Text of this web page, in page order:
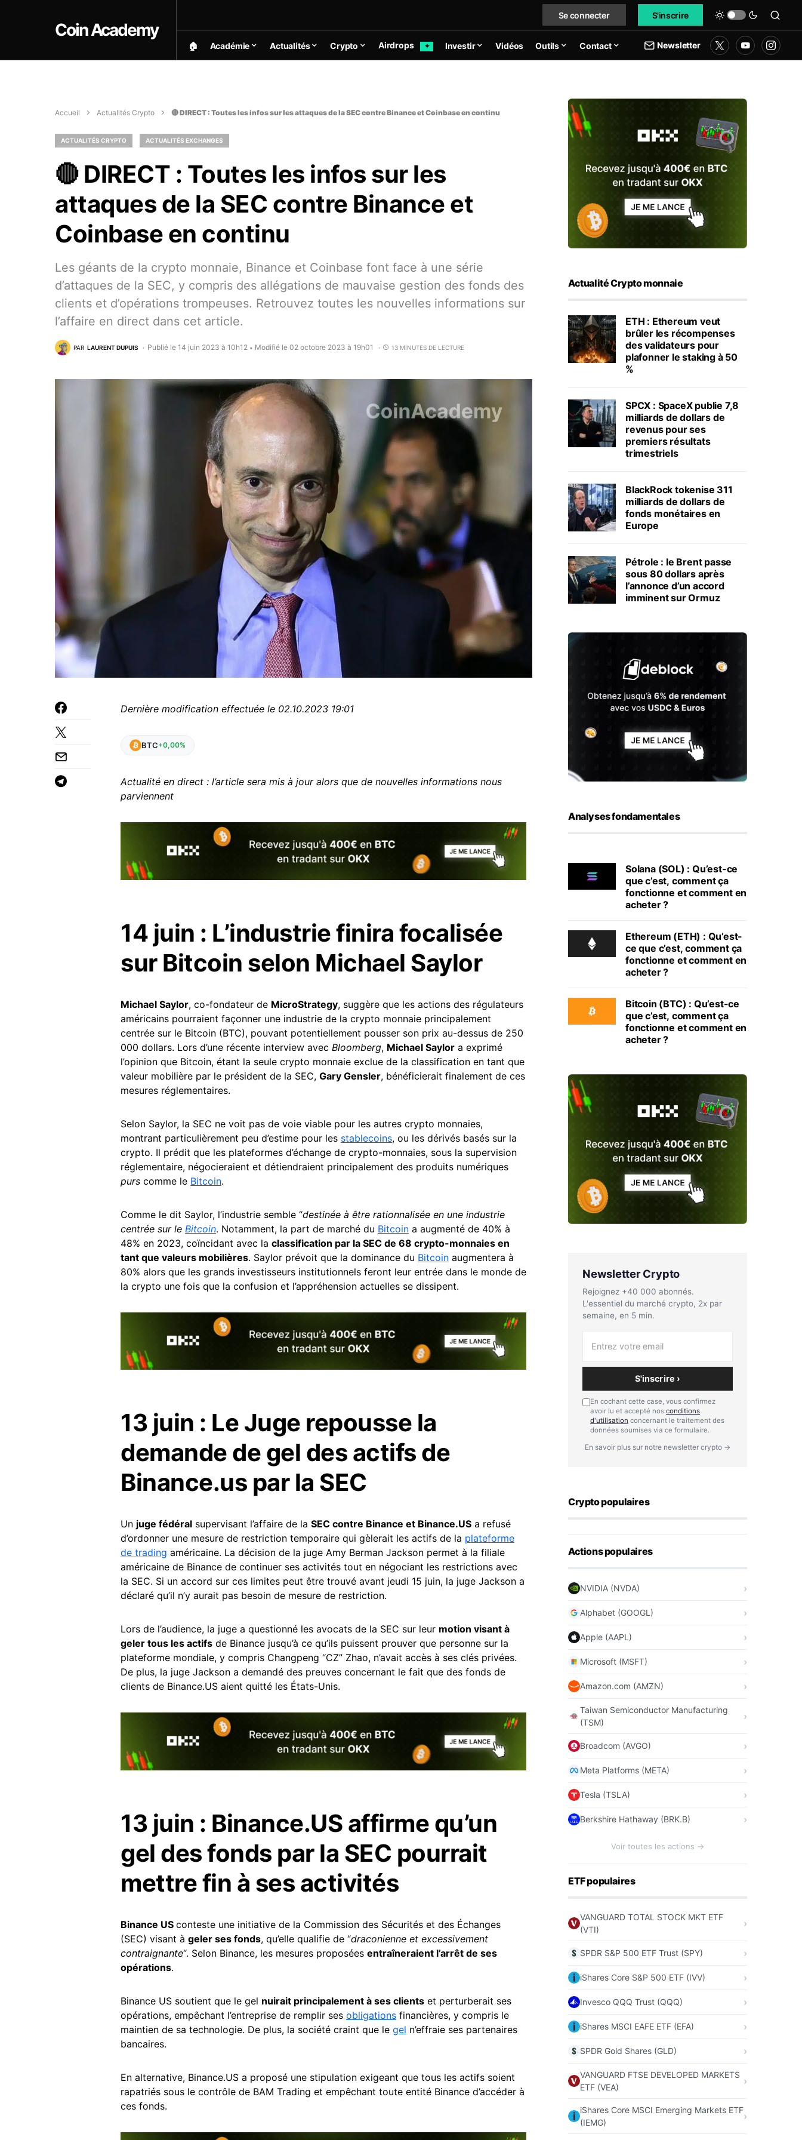
Coin Academy
Se connecter S'inscrire
🏠︎ Académie Actualités Crypto Airdrops ✦ Investir Vidéos Outils Contact Newsletter
Accueil Actualités Crypto 🔴 DIRECT : Toutes les infos sur les attaques de la SEC contre Binance et Coinbase en continu
ACTUALITÉS CRYPTO ACTUALITÉS EXCHANGES
🔴 DIRECT : Toutes les infos sur les
attaques de la SEC contre Binance et
Coinbase en continu
Les géants de la crypto monnaie, Binance et Coinbase font face à une série
d’attaques de la SEC, y compris des allégations de mauvaise gestion des fonds des
clients et d’opérations trompeuses. Retrouvez toutes les nouvelles informations sur
l’affaire en direct dans cet article.
PAR LAURENT DUPUIS Publié le 14 juin 2023 à 10h12 • Modifié le 02 octobre 2023 à 19h01 13 MINUTES DE LECTURE
Dernière modification effectuée le 02.10.2023 19:01
BTC+0,00%
Actualité en direct : l’article sera mis à jour alors que de nouvelles informations nous
parviennent
14 juin : L’industrie finira focalisée
sur Bitcoin selon Michael Saylor
Michael Saylor, co-fondateur de MicroStrategy, suggère que les actions des régulateurs
américains pourraient façonner une industrie de la crypto monnaie principalement
centrée sur le Bitcoin (BTC), pouvant potentiellement pousser son prix au-dessus de 250
000 dollars. Lors d’une récente interview avec Bloomberg, Michael Saylor a exprimé
l’opinion que Bitcoin, étant la seule crypto monnaie exclue de la classification en tant que
valeur mobilière par le président de la SEC, Gary Gensler, bénéficierait finalement de ces
mesures réglementaires.
Selon Saylor, la SEC ne voit pas de voie viable pour les autres crypto monnaies,
montrant particulièrement peu d’estime pour les stablecoins, ou les dérivés basés sur la
crypto. Il prédit que les plateformes d’échange de crypto-monnaies, sous la supervision
réglementaire, négocieraient et détiendraient principalement des produits numériques
purs comme le Bitcoin.
Comme le dit Saylor, l’industrie semble “destinée à être rationnalisée en une industrie
centrée sur le Bitcoin. Notamment, la part de marché du Bitcoin a augmenté de 40% à
48% en 2023, coïncidant avec la classification par la SEC de 68 crypto-monnaies en
tant que valeurs mobilières. Saylor prévoit que la dominance du Bitcoin augmentera à
80% alors que les grands investisseurs institutionnels feront leur entrée dans le monde de
la crypto une fois que la confusion et l’appréhension actuelles se dissipent.
13 juin : Le Juge repousse la
demande de gel des actifs de
Binance.us par la SEC
Un juge fédéral supervisant l’affaire de la SEC contre Binance et Binance.US a refusé
d’ordonner une mesure de restriction temporaire qui gèlerait les actifs de la plateforme
de trading américaine. La décision de la juge Amy Berman Jackson permet à la filiale
américaine de Binance de continuer ses activités tout en négociant les restrictions avec
la SEC. Si un accord sur ces limites peut être trouvé avant jeudi 15 juin, la juge Jackson a
déclaré qu’il n’y aurait pas besoin de mesure de restriction.
Lors de l’audience, la juge a questionné les avocats de la SEC sur leur motion visant à
geler tous les actifs de Binance jusqu’à ce qu’ils puissent prouver que personne sur la
plateforme mondiale, y compris Changpeng “CZ” Zhao, n’avait accès à ses clés privées.
De plus, la juge Jackson a demandé des preuves concernant le fait que des fonds de
clients de Binance.US aient quitté les États-Unis.
13 juin : Binance.US affirme qu’un
gel des fonds par la SEC pourrait
mettre fin à ses activités
Binance US conteste une initiative de la Commission des Sécurités et des Échanges
(SEC) visant à geler ses fonds, qu’elle qualifie de “draconienne et excessivement
contraignante“. Selon Binance, les mesures proposées entraîneraient l’arrêt de ses
opérations.
Binance US soutient que le gel nuirait principalement à ses clients et perturberait ses
opérations, empêchant l’entreprise de remplir ses obligations financières, y compris le
maintien de sa technologie. De plus, la société craint que le gel n’effraie ses partenaires
bancaires.
En alternative, Binance.US a proposé une stipulation exigeant que tous les actifs soient
rapatriés sous le contrôle de BAM Trading et empêchant toute entité Binance d’accéder à
ces fonds.
Actualité Crypto monnaie
ETH : Ethereum veut
brûler les récompenses
des validateurs pour
plafonner le staking à 50
%
SPCX : SpaceX publie 7,8
milliards de dollars de
revenus pour ses
premiers résultats
trimestriels
BlackRock tokenise 311
milliards de dollars de
fonds monétaires en
Europe
Pétrole : le Brent passe
sous 80 dollars après
l’annonce d’un accord
imminent sur Ormuz
Analyses fondamentales
Solana (SOL) : Qu’est-ce
que c’est, comment ça
fonctionne et comment en
acheter ?
Ethereum (ETH) : Qu’est-
ce que c’est, comment ça
fonctionne et comment en
acheter ?
Bitcoin (BTC) : Qu’est-ce
que c’est, comment ça
fonctionne et comment en
acheter ?
Newsletter Crypto
Rejoignez +40 000 abonnés.
L'essentiel du marché crypto, 2x par
semaine, en 5 min.
S'inscrire ›
En cochant cette case, vous confirmez
avoir lu et accepté nos conditions
d'utilisation concernant le traitement des
données soumises via ce formulaire.
En savoir plus sur notre newsletter crypto →
Crypto populaires
Actions populaires
NVIDIA (NVDA)
Alphabet (GOOGL)
Apple (AAPL)
Microsoft (MSFT)
Amazon.com (AMZN)
Taiwan Semiconductor Manufacturing
(TSM)
Broadcom (AVGO)
Meta Platforms (META)
Tesla (TSLA)
Berkshire Hathaway (BRK.B)
Voir toutes les actions →
ETF populaires
VANGUARD TOTAL STOCK MKT ETF
(VTI)
SPDR S&P 500 ETF Trust (SPY)
iShares Core S&P 500 ETF (IVV)
Invesco QQQ Trust (QQQ)
iShares MSCI EAFE ETF (EFA)
SPDR Gold Shares (GLD)
VANGUARD FTSE DEVELOPED MARKETS
ETF (VEA)
iShares Core MSCI Emerging Markets ETF
(IEMG)